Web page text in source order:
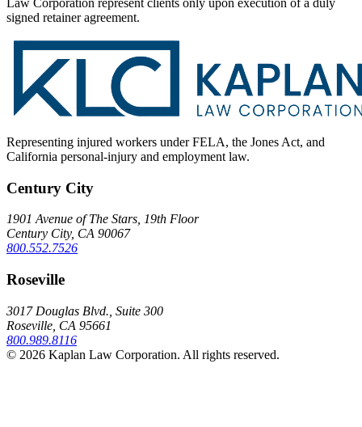
signed retainer agreement.
Representing injured workers under FELA, the Jones Act, and
California personal-injury and employment law.
Century City
1901 Avenue of The Stars, 19th Floor
Century City, CA 90067
800.552.7526
Roseville
3017 Douglas Blvd., Suite 300
Roseville, CA 95661
800.989.8116
© 2026 Kaplan Law Corporation. All rights reserved.